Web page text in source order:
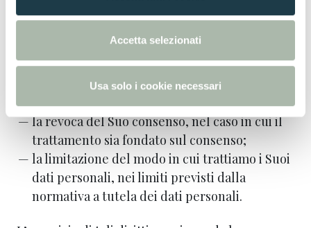
Accetta selezionati
Usa solo i cookie necessari
non abbiamo più alcun presupposto giuridico
per il trattamento,
l’opposizione al trattamento ove previsto
dalla normativa applicabile
la revoca del Suo consenso, nel caso in cui il
trattamento sia fondato sul consenso;
la limitazione del modo in cui trattiamo i Suoi
dati personali, nei limiti previsti dalla
normativa a tutela dei dati personali.